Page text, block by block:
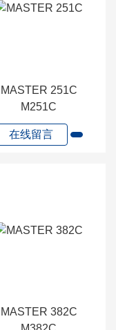
MASTER 251C
M251C
在线留言
MASTER 382C